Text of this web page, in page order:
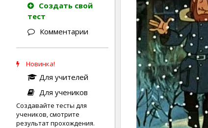
Создать свой
тест
Комментарии
Новинка!
Для учителей
Для учеников
Создавайте тесты для
учеников, смотрите
результат прохождения.